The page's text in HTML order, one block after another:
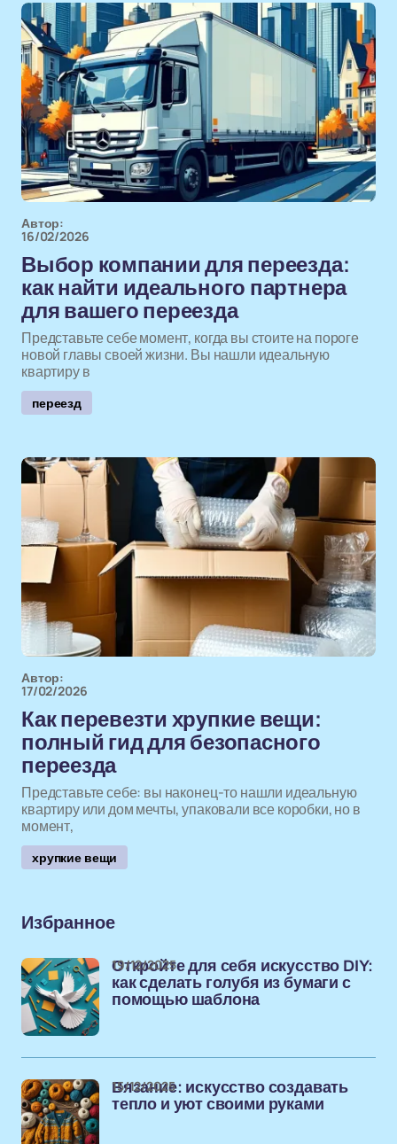
Автор:
16/02/2026
Выбор компании для переезда:
как найти идеального партнера
для вашего переезда
Представьте себе момент, когда вы стоите на пороге
новой главы своей жизни. Вы нашли идеальную
квартиру в
переезд
Автор:
17/02/2026
Как перевезти хрупкие вещи:
полный гид для безопасного
переезда
Представьте себе: вы наконец-то нашли идеальную
квартиру или дом мечты, упаковали все коробки, но в
момент,
хрупкие вещи
Избранное
Откройте для себя искусство DIY:
как сделать голубя из бумаги с
помощью шаблона
19/12/2025
Вязание: искусство создавать
тепло и уют своими руками
15/12/2025